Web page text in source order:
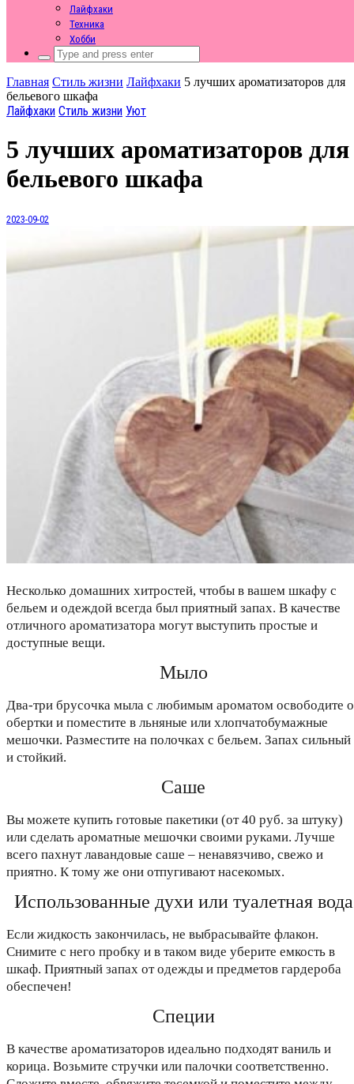
Лайфхаки
Техника
Хобби
Search
for:
Главная Стиль жизни Лайфхаки 5 лучших ароматизаторов для
бельевого шкафа
Лайфхаки Стиль жизни Уют
5 лучших ароматизаторов для
бельевого шкафа
2023-09-02
Несколько домашних хитростей, чтобы в вашем шкафу с
бельем и одеждой всегда был приятный запах. В качестве
отличного ароматизатора могут выступить простые и
доступные вещи.
Мыло
Два-три брусочка мыла с любимым ароматом освободите
обертки и поместите в льняные или хлопчатобумажные
мешочки. Разместите на полочках с бельем. Запах сильный
и стойкий.
Саше
Вы можете купить готовые пакетики (от 40 руб. за штуку)
или сделать ароматные мешочки своими руками. Лучше
всего пахнут лавандовые саше – ненавязчиво, свежо и
приятно. К тому же они отпугивают насекомых.
Использованные духи или туалетная вода
Если жидкость закончилась, не выбрасывайте флакон.
Снимите с него пробку и в таком виде уберите емкость в
шкаф. Приятный запах от одежды и предметов гардероба
обеспечен!
Специи
В качестве ароматизаторов идеально подходят ваниль и
корица. Возьмите стручки или палочки соответственно.